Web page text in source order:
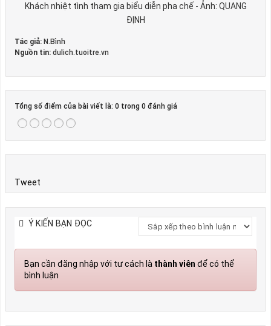
Khách nhiệt tình tham gia biểu diễn pha chế - Ảnh: QUANG
ĐỊNH
Tác giả: N.Bình
Nguồn tin: dulich.tuoitre.vn
Tổng số điểm của bài viết là: 0 trong 0 đánh giá
Tweet
Ý KIẾN BẠN ĐỌC
Bạn cần đăng nhập với tư cách là thành viên để có thể
bình luận